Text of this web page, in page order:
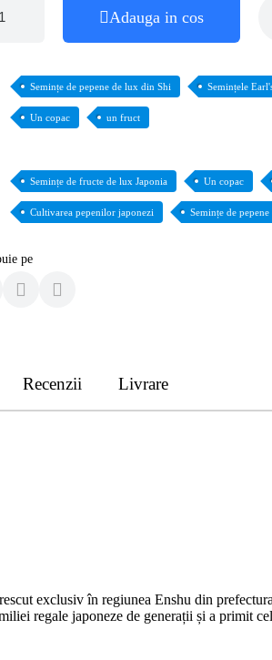
Adauga in cos
Semințe de pepene de lux din Shi Semințele
Un copac un fruct
Semințe de fructe de lux Japonia Un copac
Cultivarea pepenilor japonezi Semințe de
pe
Recenzii Livrare
exclusiv în regiunea Enshu din
regale japoneze de generații și a primit